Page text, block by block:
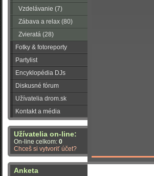
Vzdelávanie (7)
Zábava a relax (80)
Zvieratá (28)
Fotky & fotoreporty
Partylist
Encyklopédia DJs
Diskusné fórum
Užívatelia drom.sk
Kontakt a média
Užívatelia on-line:
On-line celkom: 0
Chceš si vytvoriť účet?
Anketa